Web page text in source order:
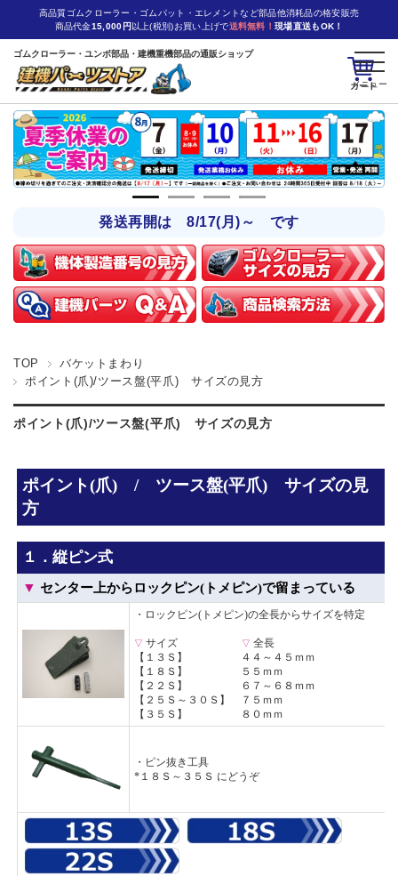
カート
高品質ゴムクローラー・ゴムパット・エレメントなど部品他消耗品の格安販売
商品代金15,000円 以上(税別)お買い上げで送料無料！ 現場直送もOK！
ゴムクローラー・ユンボ部品・建機重機部品の通販ショップ
発送再開は 8/17(月)～ です
TOP
バケットまわり
ポイント(爪)/ツース盤(平爪) サイズの見方
ポイント(爪)/ツース盤(平爪) サイズの見方
ポイント(爪) / ツース盤(平爪) サイズの見
方
１．縦ピン式
▼ センター上からロックピン(トメピン)で留まっている
・ロックピン(トメピン)の全長からサイズを特定
▽サイズ ▽全長
【 １３Ｓ 】 ４４～４５ｍｍ
【 １８Ｓ 】 ５５ｍｍ
【 ２２Ｓ 】 ６７～６８ｍｍ
【 ２５Ｓ ～ ３０Ｓ 】 ７５ｍｍ
【 ３５Ｓ 】 ８０ｍｍ
・ ピン抜き工具
*１８Ｓ～３５Ｓ にどうぞ